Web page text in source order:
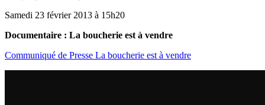
Samedi 23 février 2013 à 15h20
Documentaire : La boucherie est à vendre
Communiqué de Presse La boucherie est à vendre